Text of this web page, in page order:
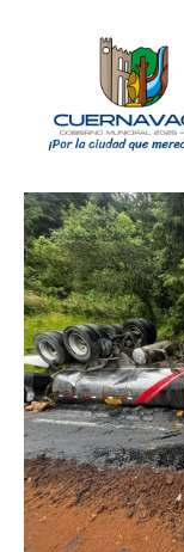
Gobierno
Turismo
Trámites
y
Servicios
Licitaciones
Transparencia
Directorio
Citas